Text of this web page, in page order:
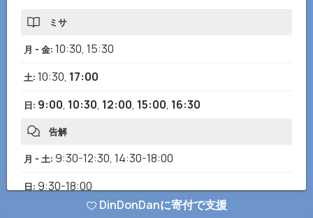
ミサ
月 - 金: 10:30, 15:30
土: 10:30, 17:00
日: 9:00, 10:30, 12:00, 15:00, 16:30
告解
月 - 土: 9:30-12:30, 14:30-18:00
日: 9:30-18:00
DinDonDanに寄付で支援